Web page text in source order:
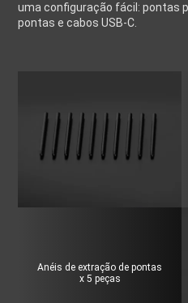
uma configuração fácil: pontas
pontas e cabos USB-C.
Anéis de extração de pontas
x 5 peças